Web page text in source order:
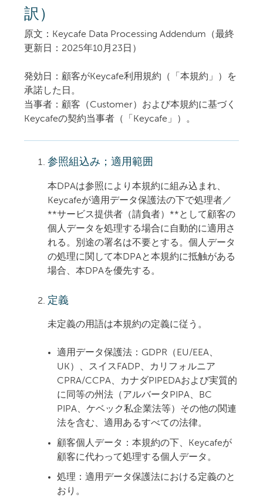
訳）
原文 ：Keycafe Data Processing Addendum（最終
更新日：2025年10月23日）
発効日：顧客がKeycafe利用規約（「本規約」）を
承諾した日。
当事者：顧客（Customer）および本規約に基づく
Keycafeの契約当事者（「Keycafe」）。
参照組込み；適用範囲
本DPAは参照により本規約に組み込まれ、
Keycafeが適用データ保護法の下で処理者／
**サービス提供者（請負者）**として顧客の
個人データを処理する場合に自動的に適用さ
れる。別途の署名は不要とする。個人データ
の処理に関して本DPAと本規約に抵触がある
場合、本DPAを優先する。
定義
未定義の用語は本規約の定義に従う。
適用データ保護法： GDPR（EU/EEA、
UK）、スイスFADP、カリフォルニア
CPRA/CCPA、カナダPIPEDAおよび実質的
に同等の州法（アルバータPIPA、BC
PIPA、ケベック私企業法等）その他の関連
法を含む、適用あるすべての法律。
顧客個人データ： 本規約の下、Keycafeが
顧客に代わって処理する個人データ。
処理： 適用データ保護法における定義のと
おり。